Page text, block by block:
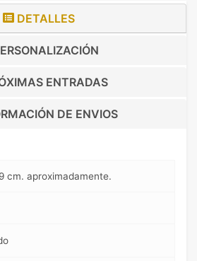
DETALLES
ENTRADAS
DE ENVIOS
cm. aproximadamente.